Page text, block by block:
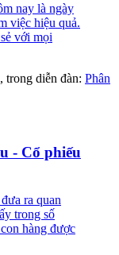
nay là ngày
việc hiệu quả.
với mọi
trong diễn đàn: Phân
- Cổ phiếu
ra quan
trong số
hàng được